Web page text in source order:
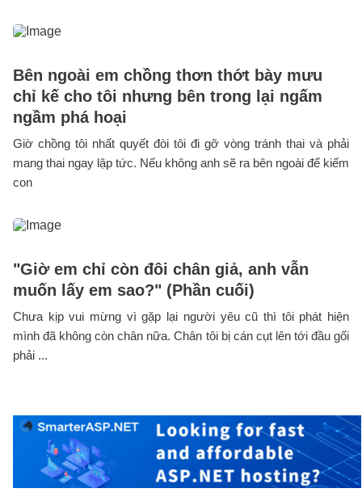
Bên ngoài em chồng thơn thớt bày mưu
chỉ kế cho tôi nhưng bên trong lại ngấm
ngầm phá hoại
Giờ chồng tôi nhất quyết đòi tôi đi gỡ vòng tránh thai và phải
mang thai ngay lập tức. Nếu không anh sẽ ra bên ngoài để kiếm
con
"Giờ em chỉ còn đôi chân giả, anh vẫn
muốn lấy em sao?" (Phần cuối)
Chưa kịp vui mừng vì gặp lại người yêu cũ thì tôi phát hiện
mình đã không còn chân nữa. Chân tôi bị cán cụt lên tới đầu gối
phải ...